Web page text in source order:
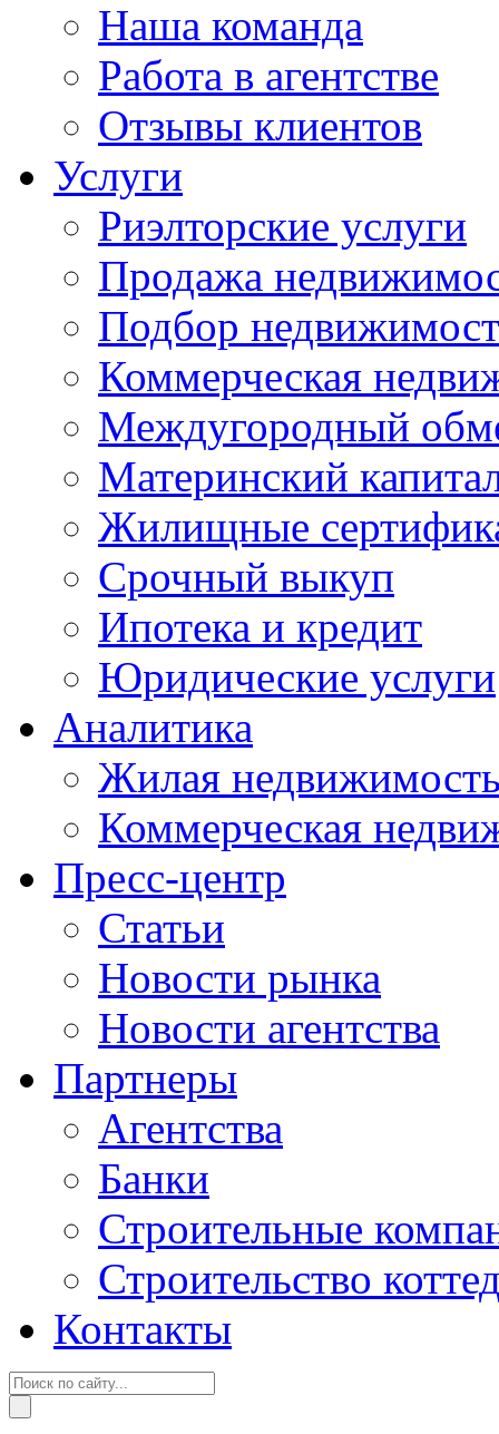
Наша команда
Работа в агентстве
Отзывы клиентов
Услуги
Риэлторские услуги
Продажа
Подбор
Коммерческая
Междугородный
Материнский
Жилищные
Срочный выкуп
Ипотека и кредит
Юридические услуги
Аналитика
Жилая
Коммерческая
Пресс-центр
Статьи
Новости рынка
Новости агентства
Партнеры
Агентства
Банки
Строительные
Строительство
Контакты